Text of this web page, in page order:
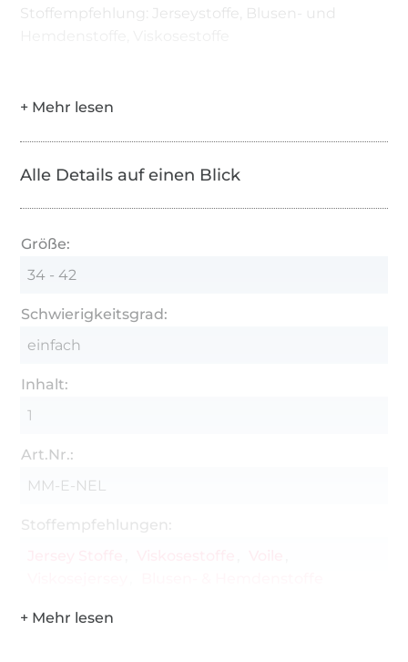
Stoffempfehlung: Jerseystoffe, Blusen- und
Liste der benötigten Materialien
je nach Größe und Variante siehe Liste
Alle Details auf einen Blick
Größe:
34 - 42
Schwierigkeitsgrad:
einfach
Inhalt:
1
Art.Nr.:
MM-E-NEL
Stoffempfehlungen: